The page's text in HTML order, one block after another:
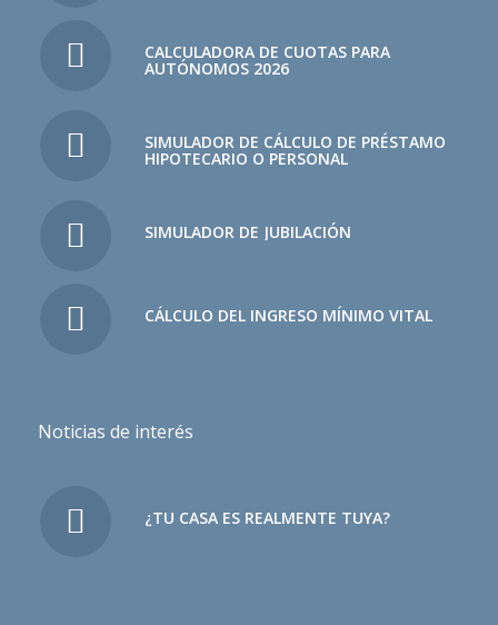
CALCULADORA DE CUOTAS PARA
AUTÓNOMOS 2026
SIMULADOR DE CÁLCULO DE PRÉSTAMO
HIPOTECARIO O PERSONAL
SIMULADOR DE JUBILACIÓN
CÁLCULO DEL INGRESO MÍNIMO VITAL
Noticias de interés
¿TU CASA ES REALMENTE TUYA?